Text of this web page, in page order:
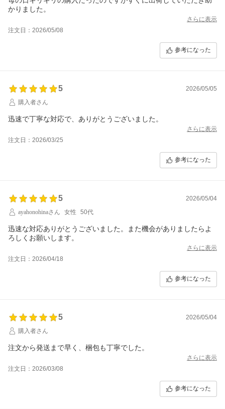
かりました。
さらに表示
注文日：2026/05/08
参考になった
5
2026/05/05
購入者さん
迅速で丁寧な対応で、ありがとうございました。
さらに表示
注文日：2026/03/25
参考になった
5
2026/05/04
ayahonohinaさん
女性 50代
迅速な対応ありがとうございました。また機会がありましたらよ
ろしくお願いします。
さらに表示
注文日：2026/04/18
参考になった
5
2026/05/04
購入者さん
注文から発送まで早く、梱包も丁寧でした。
さらに表示
注文日：2026/03/08
参考になった